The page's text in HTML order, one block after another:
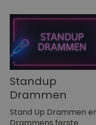
Standup
Drammen
Stand Up Drammen er
Drammens første